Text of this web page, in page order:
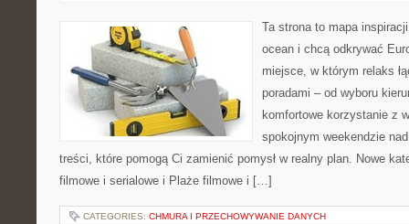
Ta strona to mapa
ocean i chcą odkrywać
miejsce, w którym relaks
poradami – od wyboru
komfortowe korzystanie z
spokojnym weekendzie
treści, które pomogą Ci zamienić pomysł w realny plan. Nowe
filmowe i serialowe i Plaże filmowe i […]
CATEGORIES: CHMURA I PRZECHOWYWANIE DANYCH